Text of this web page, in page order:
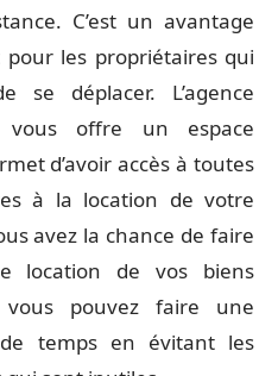
C’est un avantage
les propriétaires qui
se déplacer. L’agence
vous offre un espace
d’avoir accès à toutes
à la location de votre
avez la chance de faire
location de vos biens
pouvez faire une
temps en évitant les